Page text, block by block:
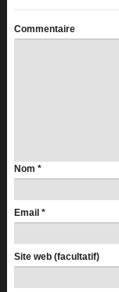
Commentaire
Nom *
Email *
Site web (facultatif)